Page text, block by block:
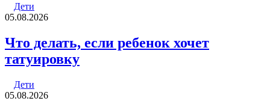
Дети
05.08.2026
Что делать, если ребенок хочет
татуировку
Дети
05.08.2026